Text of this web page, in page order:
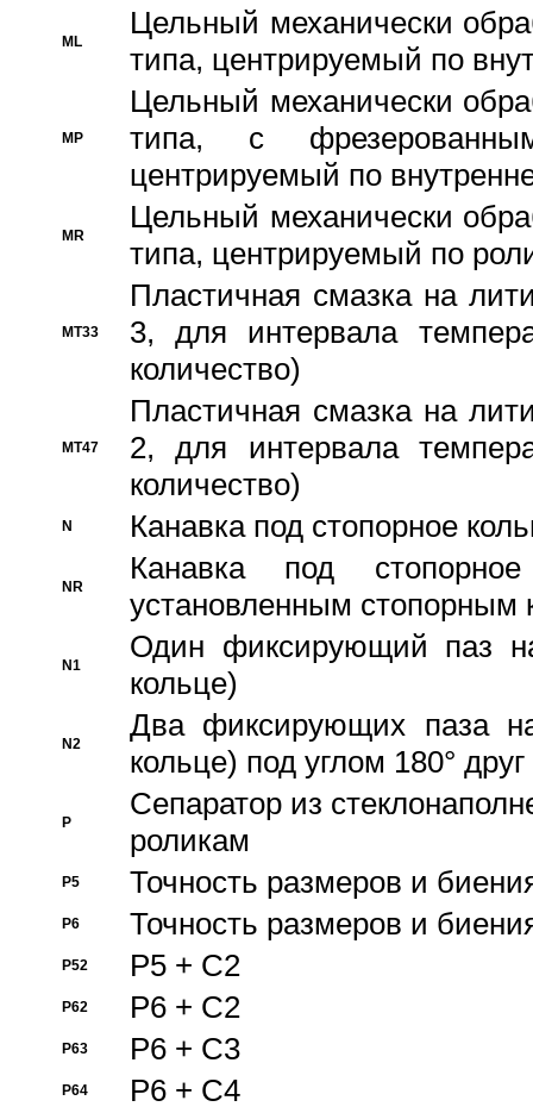
ML
Цельный механически
типа, центрируемый по
MP
Цельный механически
типа, с
центрируемый по
MR
Цельный механически
типа, центрируемый по
MT33
Пластичная смазка на
3, для интервала
количество)
MT47
Пластичная смазка на
2, для интервала
количество)
N Канавка под стопорное
NR
Канавка под
установленным стопорным
N1
Один фиксирующий паз
кольце)
N2
Два фиксирующих паза
кольце) под углом 180° друг
P
Cепаратор из
роликам
P5 Точность размеров и
P6 Точность размеров и
P52 P5 + C2
P62 P6 + C2
P63 P6 + C3
P64 P6 + C4